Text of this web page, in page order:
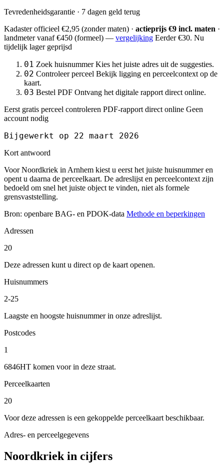
Tevredenheidsgarantie · 7 dagen geld terug
Kadaster officieel €2,95 (zonder maten) · actieprijs €9 incl. maten ·
landmetervanaf €450 (formeel) — vergelijking Eerder €30. Nu
tijdelijk lager geprijsd
01 Zoek huisnummer Kies het juiste adres uit de suggesties.
02 Controleer perceel Bekijk ligging en perceelcontext op de
kaart.
03 Bestel PDF Ontvang het digitale rapport direct online.
Eerst gratis perceel controleren PDF-rapport direct online Geen
account nodig
Bijgewerkt op 22 maart 2026
Kort antwoord
Voor Noordkriek in Arnhem kiest u eerst het juiste huisnummer en
opent u daarna de perceelkaart. De adreslijst en perceelcontext zijn
bedoeld om snel het juiste object te vinden, niet als formele
grensvaststelling.
Bron: openbare BAG- en PDOK-data Methode en beperkingen
Adressen
20
Deze adressen kunt u direct op de kaart openen.
Huisnummers
2-25
Laagste en hoogste huisnummer in onze adreslijst.
Postcodes
1
6846HT komen voor in deze straat.
Perceelkaarten
20
Voor deze adressen is een gekoppelde perceelkaart beschikbaar.
Adres- en perceelgegevens
Noordkriek in cijfers